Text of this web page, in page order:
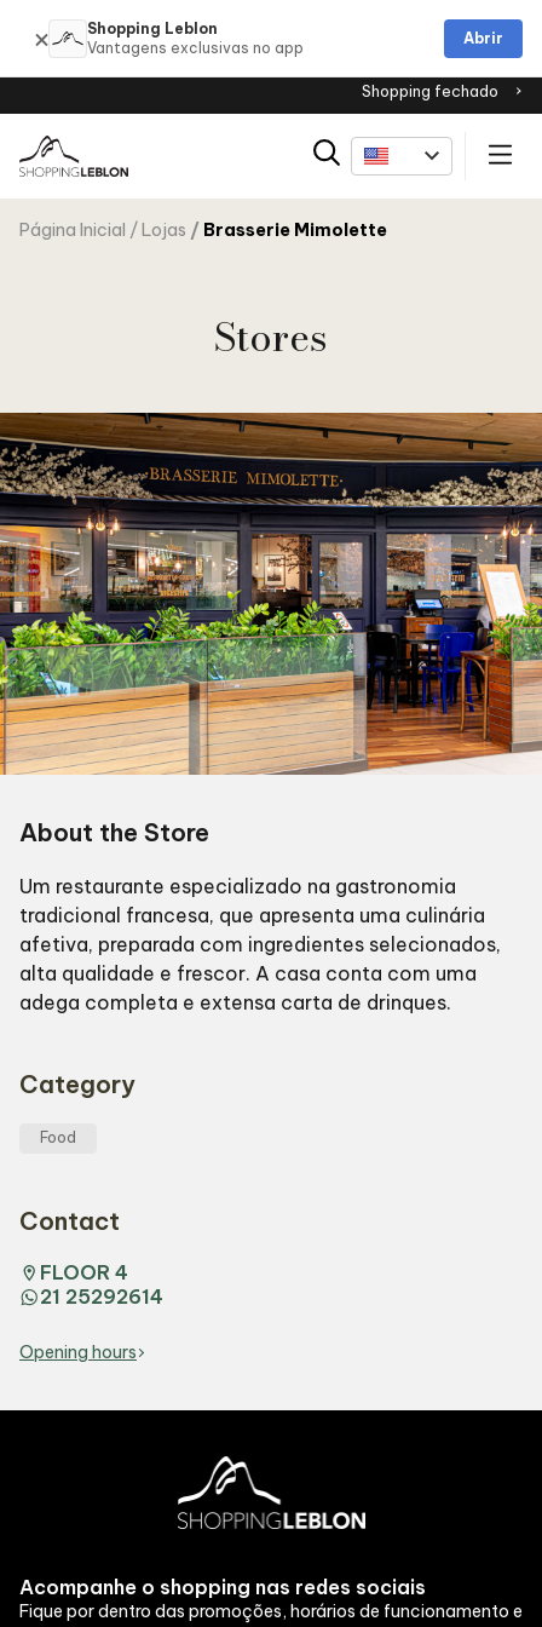
Shopping fechado
Página Inicial Lojas Brasserie Mimolette
Stores
About the Store
Um restaurante especializado na gastronomia
tradicional francesa, que apresenta uma culinária
afetiva, preparada com ingredientes selecionados,
alta qualidade e frescor. A casa conta com uma
adega completa e extensa carta de drinques.
Category
Food
Contact
FLOOR 4
21 25292614
Opening hours
Acompanhe o shopping nas redes sociais
Fique por dentro das promoções, horários de funcionamento e
Shopping Leblon
Abrir